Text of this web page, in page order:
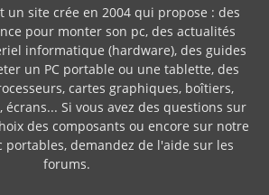
un site crée en 2004 qui propose : des
pour monter son pc, des actualités
informatique (hardware), des guides
un PC portable ou une tablette, des
cartes graphiques, boîtiers,
écrans... Si vous avez des questions sur
des composants ou encore sur notre
portables, demandez de l'aide sur les
forums.